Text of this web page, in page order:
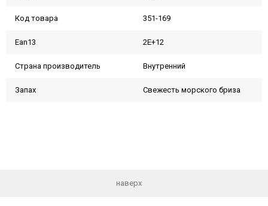
Код товара 351-169
Ean13 2E+12
Страна производитель Внутренний
Запах Свежесть морского бриза
наверх